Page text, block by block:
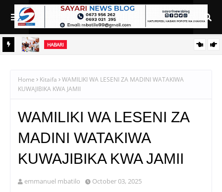
HABARI
Home Kitaifa
WAMILIKI WA LESENI ZA MADINI WATAKIWA
KUWAJIBIKA KWA JAMII
WAMILIKI WA LESENI ZA
MADINI WATAKIWA
KUWAJIBIKA KWA JAMII
emmanuel mbatilo October 03, 2025